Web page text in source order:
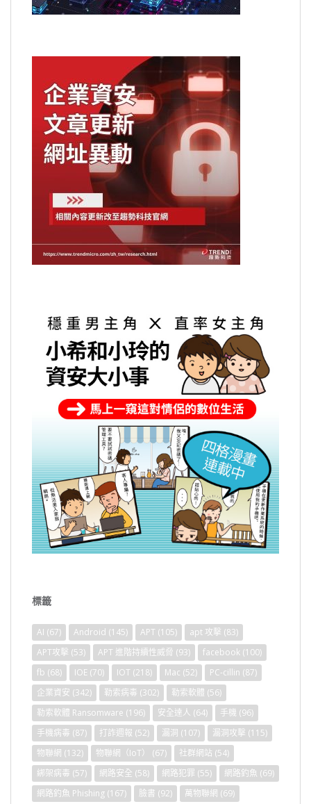
標籤
AI (67) Android (145) APT (105) apt 攻擊 (83)
APT攻擊 (53) APT 進階持續性威脅 (93) facebook (100)
fb (68) IOE (70) IOT (218) Mac (52) PC-cillin (87)
企業資安 (342) 勒索病毒 (302) 勒索軟體 (56)
勒索軟體 Ransomware (196) 安全達人 (64) 手機 (96)
手機病毒 (87) 打詐週報 (52) 漏洞 (107) 漏洞攻擊 (115)
物聯網 (132) 物聯網（IoT） (67) 社群網站 (54)
綁架病毒 (57) 網路安全 (58) 網路犯罪 (55) 網路釣魚 (69)
網路釣魚 Phishing (167) 臉書 (92) 萬物聯網 (69)